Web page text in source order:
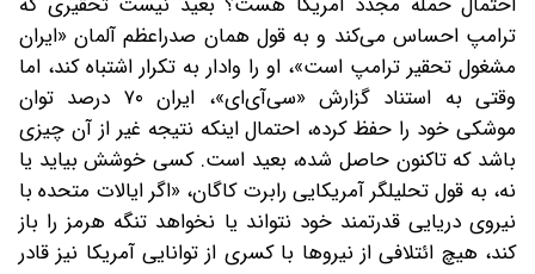
ترامپ احساس می‌کند و به قول همان صدراعظم آلمان «ایران
مشغول تحقیر ترامپ است»، او را وادار به تکرار اشتباه کند، اما
وقتی به استناد گزارش «سی‌آی‌ای»، ایران ۷۰ درصد توان
موشکی خود را حفظ کرده، احتمال اینکه نتیجه‌ غیر از آن چیزی
باشد که تا‌کنون حاصل شده، بعید است. کسی خوشش بیاید یا
نه، به قول تحلیلگر آمریکایی رابرت کاگان، «اگر ایالات متحده با
نیروی دریایی قدرتمند خود نتواند یا نخواهد تنگه هرمز را باز
کند، هیچ ائتلافی از نیروها با کسری از توانایی آمریکا نیز قادر